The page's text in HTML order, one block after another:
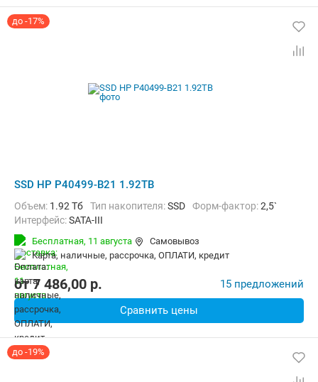
до -17%
SSD HP P40499-B21 1.92TB
Объем: 1.92 Тб Тип накопителя:SSD Форм-фактор:2,5`
Интерфейс:SATA-III
Бесплатная, 11 августа
Самовывоз
карта, наличные, рассрочка, ОПЛАТИ, кредит
от7 486,00 p. 15 предложений
Сравнить цены
до -19%